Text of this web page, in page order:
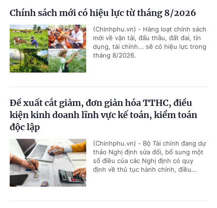
Chính sách mới có hiệu lực từ tháng 8/2026
(Chinhphu.vn) - Hàng loạt chính sách
mới về vận tải, đấu thầu, đất đai, tín
dụng, tài chính... sẽ có hiệu lực trong
tháng 8/2026.
Đề xuất cắt giảm, đơn giản hóa TTHC, điều
kiện kinh doanh lĩnh vực kế toán, kiểm toán
độc lập
(Chinhphu.vn) - Bộ Tài chính đang dự
thảo Nghị định sửa đổi, bổ sung một
số điều của các Nghị định có quy
định về thủ tục hành chính, điều...